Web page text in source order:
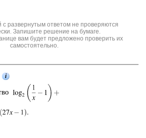
развернутым ответом не проверяются
Запишите решение на бумаге.
вам будет предложено проверить их
самостоятельно.
i